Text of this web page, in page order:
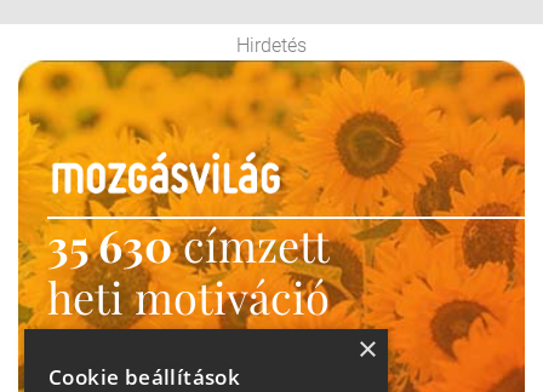
Hirdetés
35 630címzett
heti motiváció
Ne maradj le!
×
Cookie beállítások